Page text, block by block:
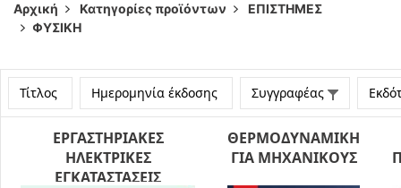
Αρχική Κατηγορίες προϊόντων
ΕΠΙΣΤΗΜΕΣ
ΦΥΣΙΚΗ
Τίτλος Ημερομηνία έκδοσης Συγγραφέας
ΕΡΓΑΣΤΗΡΙΑΚΕΣ
ΗΛΕΚΤΡΙΚΕΣ
ΕΓΚΑΤΑΣΤΑΣΕΙΣ
ΘΕΡΜΟΔΥΝΑΜΙΚΗ
ΓΙΑ ΜΗΧΑΝΙΚΟΥΣ